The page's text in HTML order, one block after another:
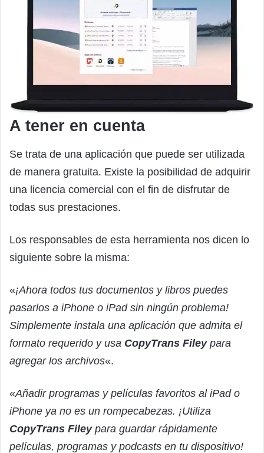
A tener en cuenta
Se trata de una aplicación que puede ser utilizada
de manera gratuita. Existe la posibilidad de adquirir
una licencia comercial con el fin de disfrutar de
todas sus prestaciones.
Los responsables de esta herramienta nos dicen lo
siguiente sobre la misma:
«¡Ahora todos tus documentos y libros puedes
pasarlos a iPhone o iPad sin ningún problema!
Simplemente instala una aplicación que admita el
formato requerido y usa CopyTrans Fileypara
agregar los archivos«.
«Añadir programas y películas favoritos al iPad o
iPhone ya no es un rompecabezas. ¡Utiliza
CopyTrans Fileypara guardar rápidamente
películas, programas y podcasts en tu dispositivo!